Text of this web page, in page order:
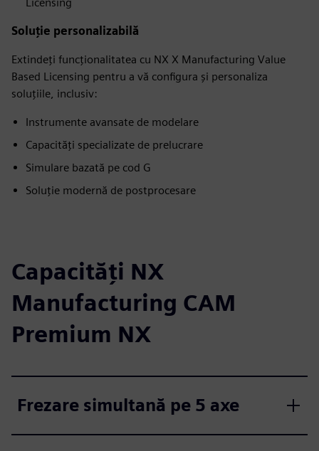
Soluție personalizabilă
Extindeți funcționalitatea cu NX X Manufacturing Value
Based Licensing pentru a vă configura și personaliza
soluțiile, inclusiv:
Instrumente avansate de modelare
Capacități specializate de prelucrare
Simulare bazată pe cod G
Soluție modernă de postprocesare
Capacităţi NX
Manufacturing CAM
Premium NX
Frezare simultană pe 5 axe